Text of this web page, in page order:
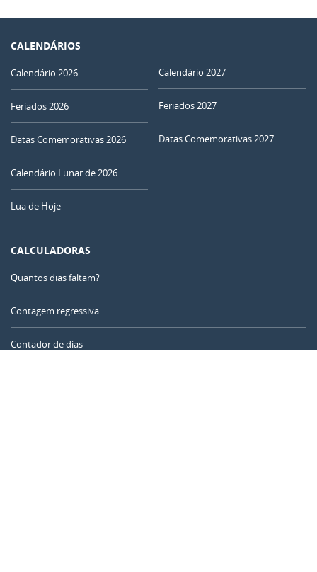
CALENDÁRIOS
Calendário 2026
Feriados 2026
Datas Comemorativas 2026
Calendário Lunar de 2026
Lua de Hoje
Calendário 2027
Feriados 2027
Datas Comemorativas 2027
CALCULADORAS
Quantos dias faltam?
Contagem regressiva
Contador de dias